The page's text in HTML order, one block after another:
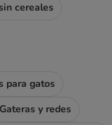
cereales
para gatos
Gateras y redes